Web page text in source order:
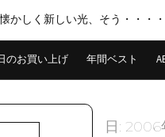
懐かしく新しい光、そう・・・
のお買い上げ 年間ベスト
日: 2006